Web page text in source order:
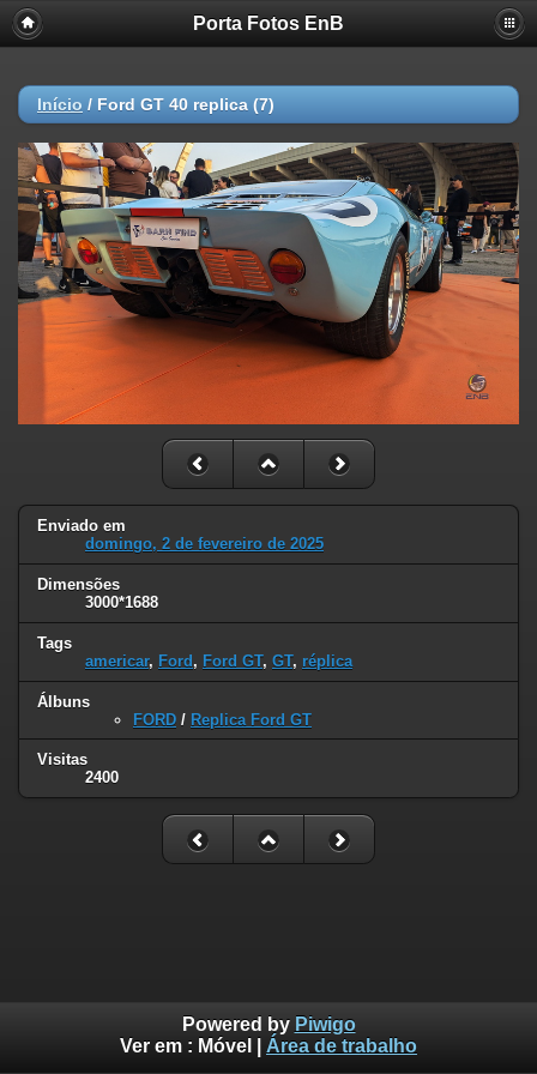
Porta Fotos EnB
Início / Ford GT 40 replica (7)
Enviado em
domingo, 2 de fevereiro de 2025
Dimensões
3000*1688
Tags
americar, Ford, Ford GT, GT, réplica
Álbuns
FORD / Replica Ford GT
Visitas
2400
Powered by Piwigo
Ver em : Móvel Área de trabalho